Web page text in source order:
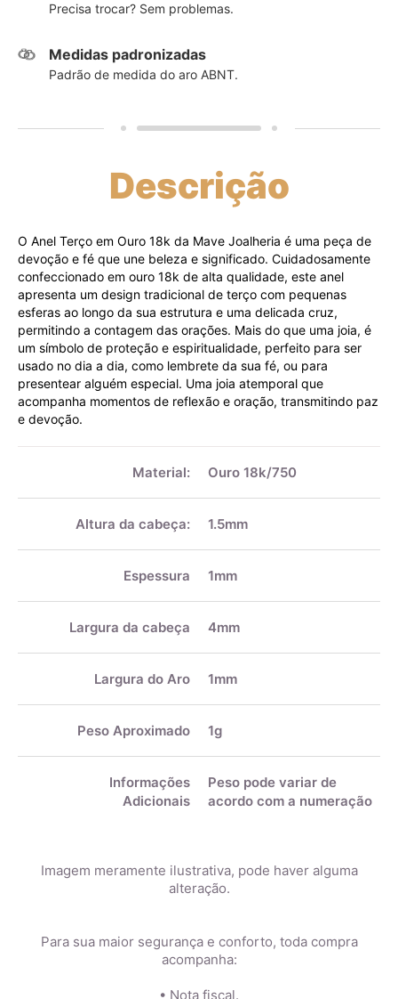
Precisa trocar? Sem problemas.
Medidas padronizadas
Padrão de medida do aro ABNT.
Descrição
O Anel Terço em Ouro 18k da Mave Joalheria é uma peça de
devoção e fé que une beleza e significado. Cuidadosamente
confeccionado em ouro 18k de alta qualidade, este anel
apresenta um design tradicional de terço com pequenas
esferas ao longo da sua estrutura e uma delicada cruz,
permitindo a contagem das orações. Mais do que uma joia, é
um símbolo de proteção e espiritualidade, perfeito para ser
usado no dia a dia, como lembrete da sua fé, ou para
presentear alguém especial. Uma joia atemporal que
acompanha momentos de reflexão e oração, transmitindo paz
e devoção.
Material: Ouro 18k/750
Altura da cabeça: 1.5mm
Espessura 1mm
Largura da cabeça 4mm
Largura do Aro 1mm
Peso Aproximado 1g
Informações
Adicionais
Peso pode variar de
acordo com a numeração
Imagem meramente ilustrativa, pode haver alguma
alteração.
Para sua maior segurança e conforto, toda compra
acompanha:
• Nota fiscal.